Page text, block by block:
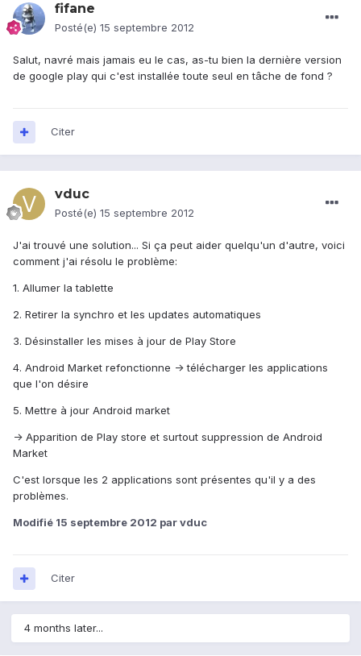
fifane
Posté(e) 15 septembre 2012
Salut, navré mais jamais eu le cas, as-tu bien la dernière version
de google play qui c'est installée toute seul en tâche de fond ?
Citer
vduc
Posté(e) 15 septembre 2012
J'ai trouvé une solution... Si ça peut aider quelqu'un d'autre, voici
comment j'ai résolu le problème:
1. Allumer la tablette
2. Retirer la synchro et les updates automatiques
3. Désinstaller les mises à jour de Play Store
4. Android Market refonctionne -> télécharger les applications
que l'on désire
5. Mettre à jour Android market
-> Apparition de Play store et surtout suppression de Android
Market
C'est lorsque les 2 applications sont présentes qu'il y a des
problèmes.
Modifié 15 septembre 2012 par vduc
Citer
4 months later...